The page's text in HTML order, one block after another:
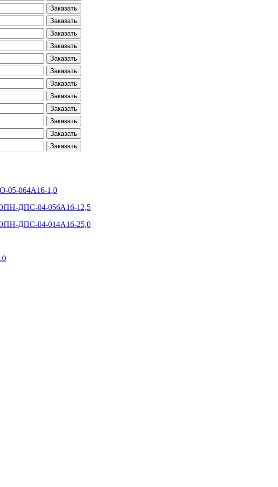
Заказать
Заказать
Заказать
Заказать
Заказать
Заказать
Заказать
Заказать
Заказать
Заказать
Заказать
Заказать
05-064А16-1,0
ОПН-ДПС-04-056А16-12,5
ОПН-ДПС-04-014А16-25,0